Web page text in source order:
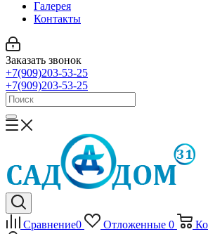
Галерея
Контакты
Заказать звонок
+7(909)203-53-25
+7(909)203-53-25
Сравнение0 Отложенные 0